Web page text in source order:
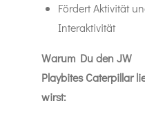
Fördert Aktivität
Interaktivität
Warum Du den JW
Playbites Caterpillar
wirst: